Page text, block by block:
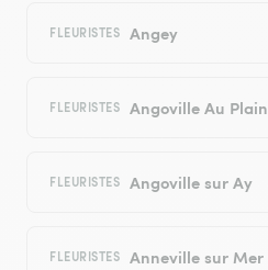
FLEURISTES Angey
FLEURISTES Angoville Au Plain
FLEURISTES Angoville sur Ay
FLEURISTES Anneville sur Mer